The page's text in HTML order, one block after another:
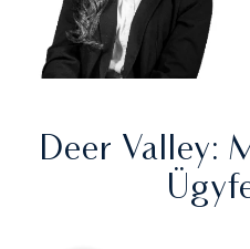
Deer Valley: